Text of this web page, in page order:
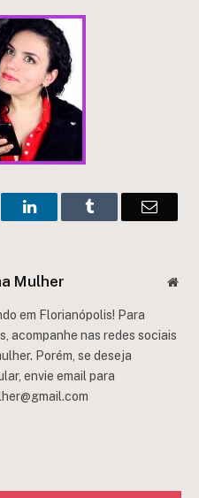
LinkedInTumblr Email
Mulher
em Florianópolis! Para
acompanhe nas redes sociais
Porém, se deseja
envie email para